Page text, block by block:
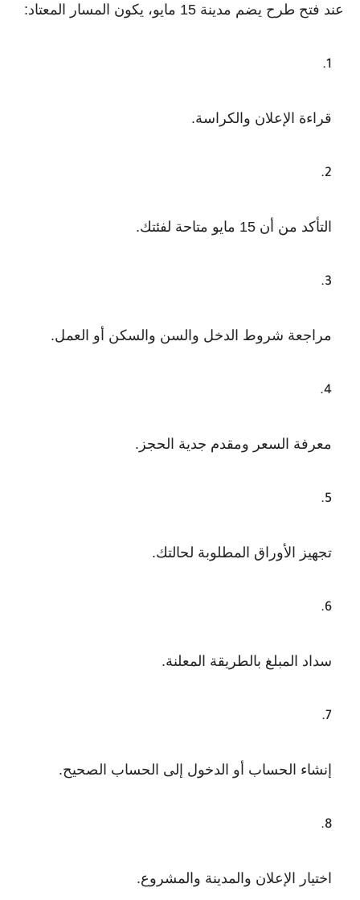
عند فتح طرح يضم مدينة 15 مايو، يكون المسار المعتاد:
قراءة الإعلان والكراسة.
التأكد من أن 15 مايو متاحة لفئتك.
مراجعة شروط الدخل والسن والسكن أو العمل.
معرفة السعر ومقدم جدية الحجز.
تجهيز الأوراق المطلوبة لحالتك.
سداد المبلغ بالطريقة المعلنة.
إنشاء الحساب أو الدخول إلى الحساب الصحيح.
اختيار الإعلان والمدينة والمشروع.